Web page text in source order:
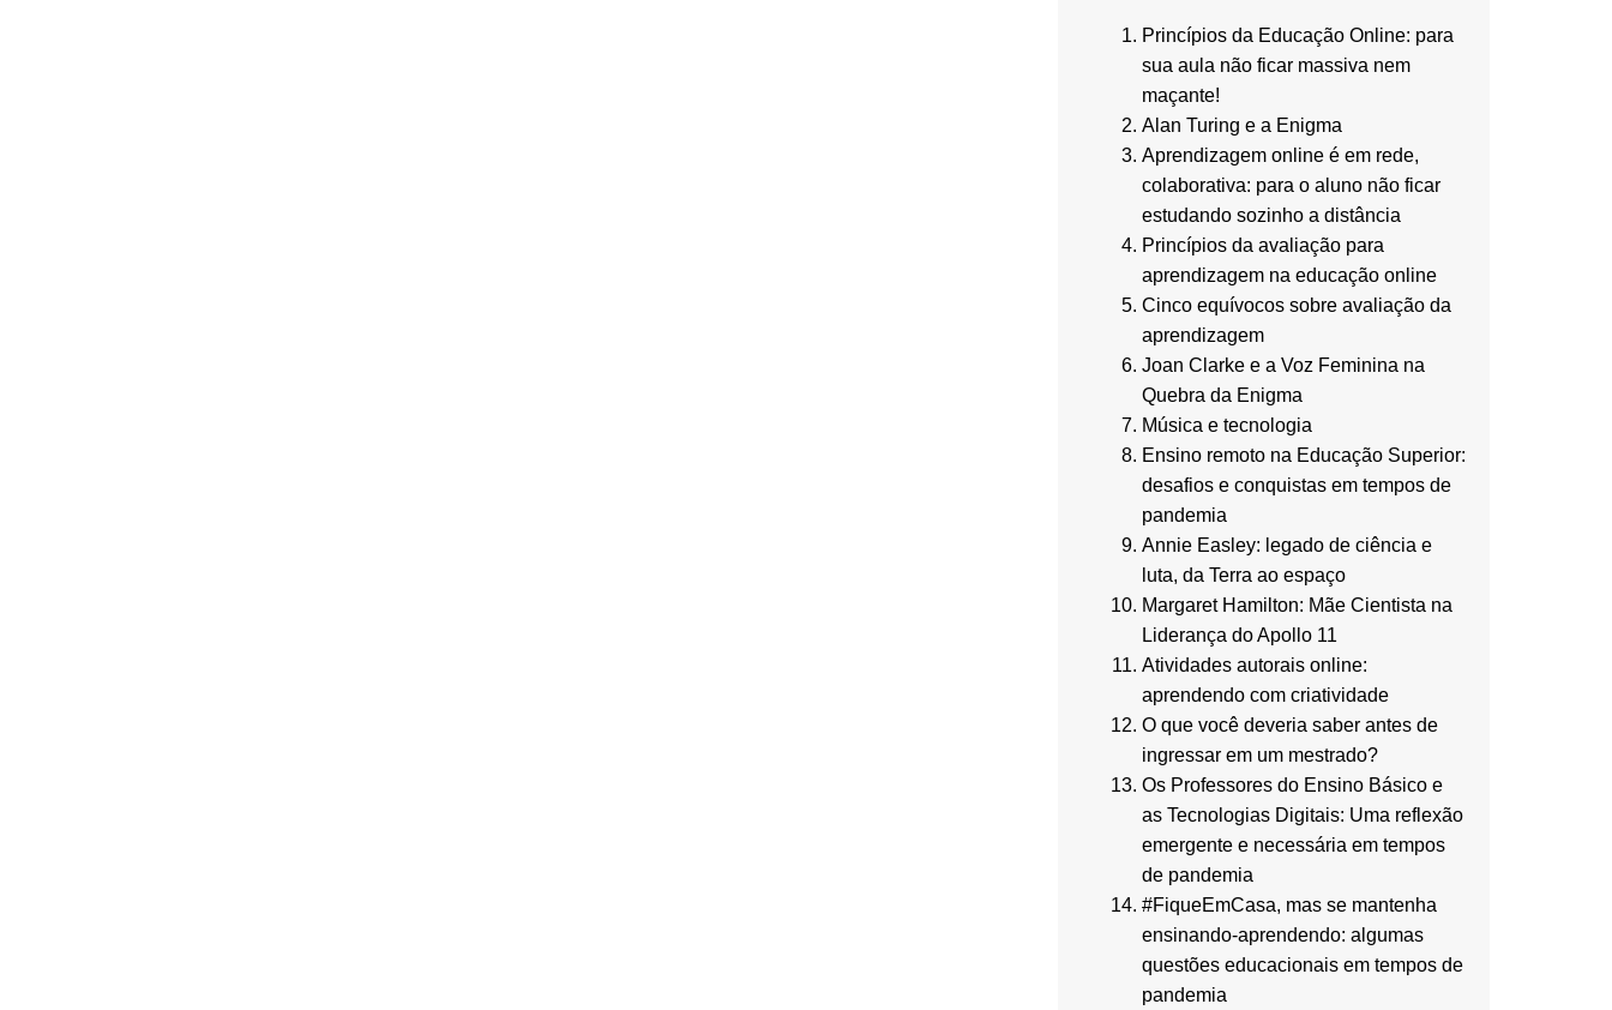
Princípios da Educação Online: para
sua aula não ficar massiva nem
maçante!
Alan Turing e a Enigma
Aprendizagem online é em rede,
colaborativa: para o aluno não ficar
estudando sozinho a distância
Princípios da avaliação para
aprendizagem na educação online
Cinco equívocos sobre avaliação da
aprendizagem
Joan Clarke e a Voz Feminina na
Quebra da Enigma
Música e tecnologia
Ensino remoto na Educação Superior:
desafios e conquistas em tempos de
pandemia
Annie Easley: legado de ciência e
luta, da Terra ao espaço
Margaret Hamilton: Mãe Cientista na
Liderança do Apollo 11
Atividades autorais online:
aprendendo com criatividade
O que você deveria saber antes de
ingressar em um mestrado?
Os Professores do Ensino Básico e
as Tecnologias Digitais: Uma reflexão
emergente e necessária em tempos
de pandemia
#FiqueEmCasa, mas se mantenha
ensinando-aprendendo: algumas
questões educacionais em tempos de
pandemia